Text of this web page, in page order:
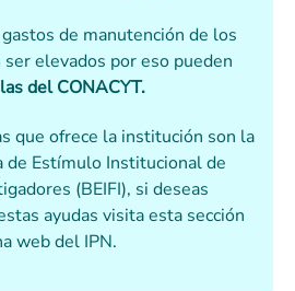
de manutención de los
elevados por eso pueden
del CONACYT.
que ofrece la institución son la
de Estímulo Institucional de
(BEIFI), si deseas
ayudas visita esta sección
web del IPN.